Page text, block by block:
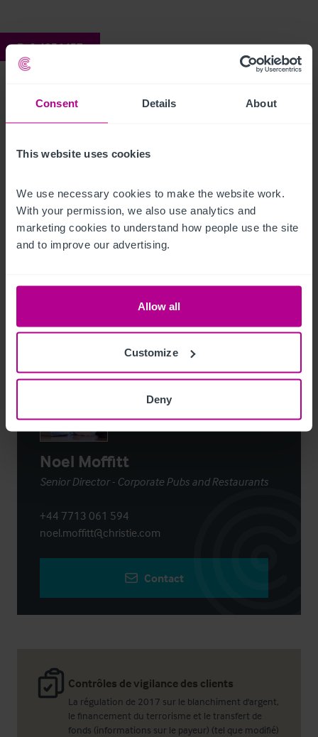
Consent Details About
This website uses cookies
We use necessary cookies to make the website work.
With your permission, we also use analytics and
marketing cookies to understand how people use the site
and to improve our advertising.
Allow all
Customize
Deny
Ref:4256457
Description
Restaurant 4256457
Télécharger le descriptif
Contrôles de vigilance des clients
La régulation de 2017 sur le blanchiment d'argent,
le financement du terrorisme et le transfert de
fonds (informations sur le payeur) (tel que modifié)
Noel Moffitt
Senior Director - Corporate Pubs and Restaurants
+44 7713 061 594
noel.moffitt@christie.com
Contact